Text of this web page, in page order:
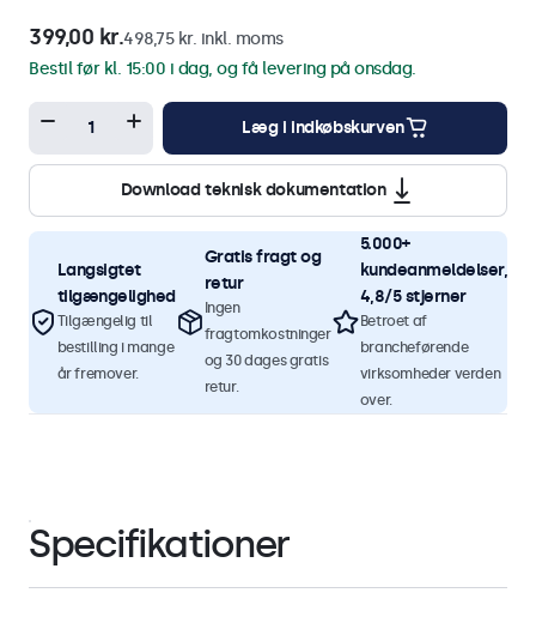
399,00 kr.498,75 kr. inkl. moms
Bestil før kl. 15:00 i dag, og få levering på onsdag.
Læg i indkøbskurven
Download teknisk dokumentation
Langsigtet
tilgængelighed
Tilgængelig til
bestilling i mange
år fremover.
Gratis fragt og
retur
Ingen
fragtomkostninger
og 30 dages gratis
retur.
5.000+
kundeanmeldelser,
4,8/5 stjerner
Betroet af
brancheførende
virksomheder verden
over.
Specifikationer